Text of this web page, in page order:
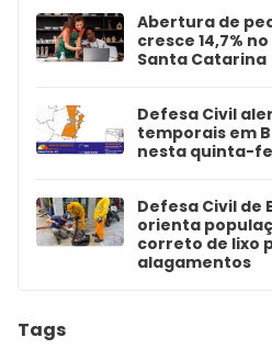
Abertura de
cresce 14,7%
Santa Catarina
Defesa Civil
temporais em
nesta quinta-
Defesa Civil de
orienta
correto de lixo
alagamentos
Tags